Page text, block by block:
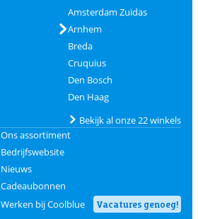
Amsterdam Zuidas
Arnhem
Breda
Cruquius
Den Bosch
Den Haag
Bekijk al onze 22 winkels
Ons assortiment
Bedrijfswebsite
Nieuws
Cadeaubonnen
Werken bij Coolblue
Vacatures genoeg!